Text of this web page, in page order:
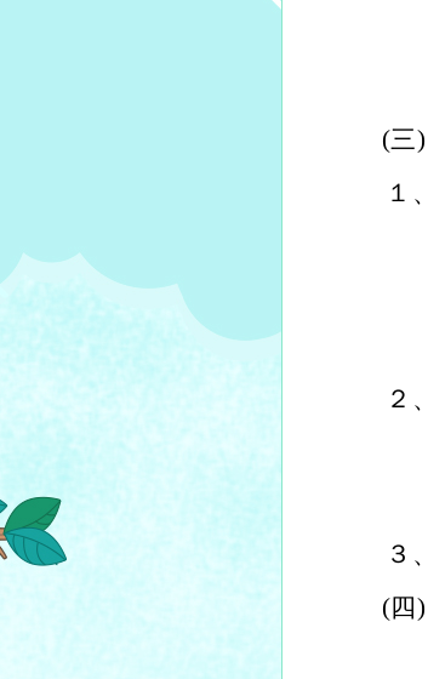
(三)
１、
２、
３、
(四)